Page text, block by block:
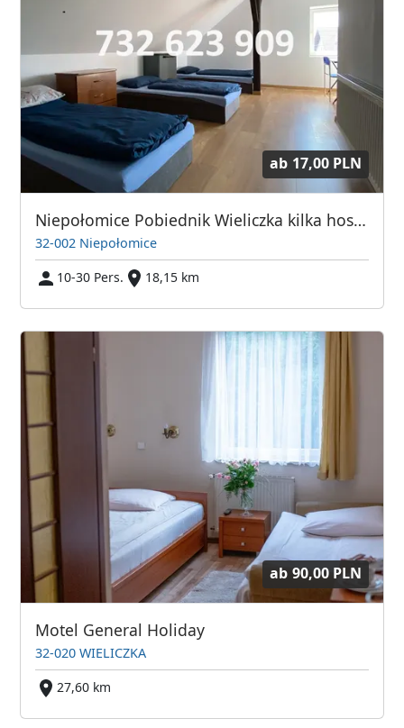
ab 17,00 PLN
Niepołomice Pobiednik Wieliczka kilka hosteli
32-002 Niepołomice
10-30 Pers.
18,15 km
ab 90,00 PLN
Motel General Holiday
32-020 WIELICZKA
27,60 km